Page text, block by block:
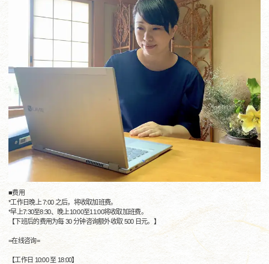
■费用
*工作日晚上 7:00 之后，将收取加班费。
*早上7:30至8:30、晚上10:00至11:00将收取加班费。
【下班后的费用为每 30 分钟咨询额外收取 500 日元。】
=在线咨询=
【工作日 10:00 至 18:00】